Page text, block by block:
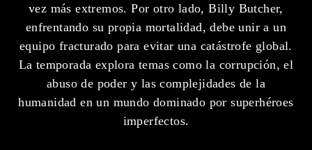
vez más extremos. Por otro lado, Billy Butcher,
enfrentando su propia mortalidad, debe unir a un
equipo fracturado para evitar una catástrofe global.
La temporada explora temas como la corrupción, el
abuso de poder y las complejidades de la
humanidad en un mundo dominado por superhéroes
imperfectos.